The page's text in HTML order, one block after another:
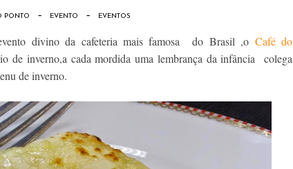
PONTO - EVENTO - EVENTOS
divino da cafeteria mais famosa do Brasil ,o Café do
de inverno,a cada mordida uma lembrança da infância colega
de inverno.